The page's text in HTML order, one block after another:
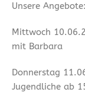
Unsere Angebote:
Mittwoch
mit Barbara
Donnerstag
Jugendliche ab